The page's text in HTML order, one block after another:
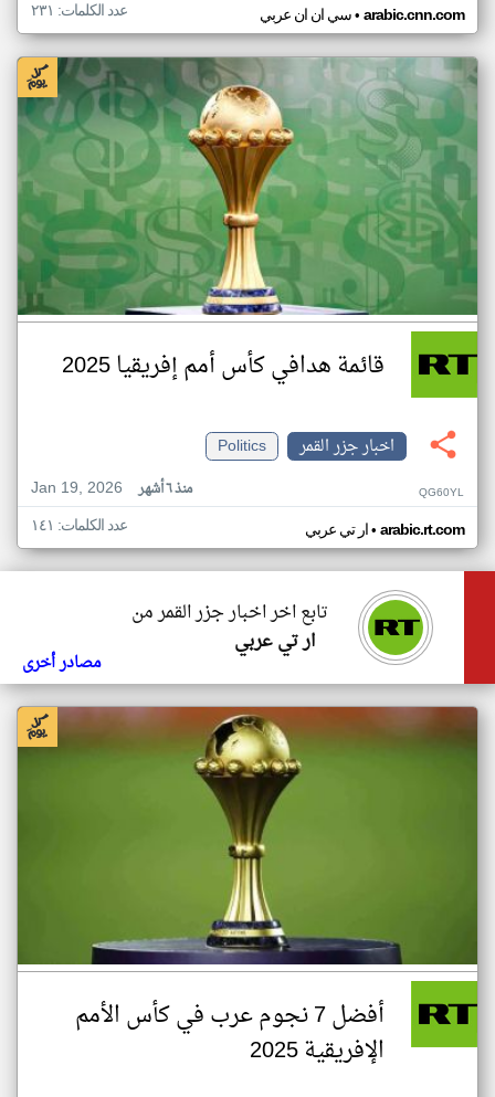
سي ان ان عربي• arabic.cnn.com عدد الكلمات: ٢٣١
قائمة هدافي كأس أمم إفريقيا 2025
اخبار جزر القمر
Politics
Jan 19, 2026
منذ ٦ أشهر QG60YL
ار تي عربي• arabic.rt.com عدد الكلمات: ١٤١
تابع اخر اخبار جزر القمر من
ار تي عربي
مصادر أخرى
أفضل 7 نجوم عرب في كأس الأمم
الإفريقية 2025